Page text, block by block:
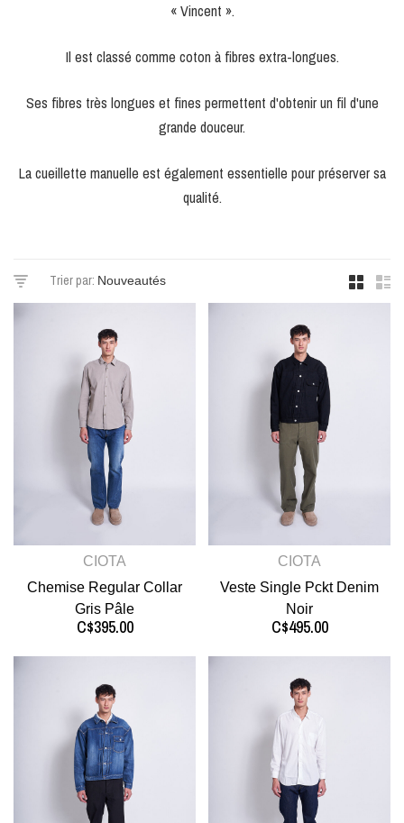
« Vincent ».
Il est classé comme coton à fibres extra-longues.
Ses fibres très longues et fines permettent d'obtenir un fil d'une
grande douceur.
La cueillette manuelle est également essentielle pour préserver sa
qualité.
Trier par:
CIOTA
Chemise Regular Collar
Gris Pâle
C$395.00
CIOTA
Veste Single Pckt Denim
Noir
C$495.00